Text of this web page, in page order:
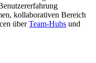
kollaborativen Bereich
überTeam-Hubs und